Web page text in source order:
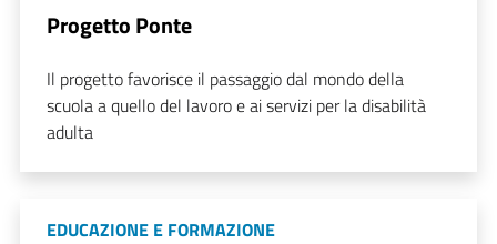
Progetto Ponte
Il progetto favorisce il passaggio dal mondo della
scuola a quello del lavoro e ai servizi per la disabilità
adulta
EDUCAZIONE E FORMAZIONE